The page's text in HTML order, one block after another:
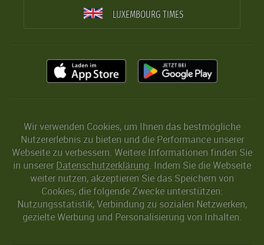
LUXEMBOURG TIMES
Wir verwenden Cookies, um Ihnen das bestmögliche
Nutzererlebnis zu bieten und die Performance unserer
Webseite zu verbessern. Weitere Informationen finden Sie
in unserer Datenschutzerklärung. Indem Sie die Webseite
weiter nutzen, akzeptieren Sie das Speichern von
Cookies, die folgende Zwecke unterstützen:
Nutzungsstatistik, Verbindung zu sozialen Netzwerken,
gezielte Werbung und Personalisierung von Inhalten.